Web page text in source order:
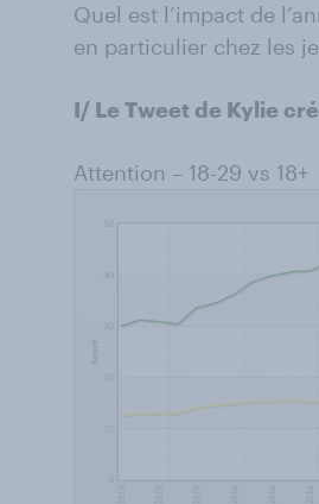
Quel est l’impact de
en particulier chez les
I/ Le Tweet de Kylie
Attention – 18-29 vs 18+